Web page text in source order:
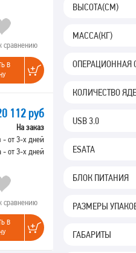
ВЫСОТА(СМ)
МАССА(КГ)
ОПЕРАЦИОННАЯ
КОЛИЧЕСТВО
USB 3.0
ESATA
БЛОК ПИТАНИЯ
РАЗМЕРЫ
ГАБАРИТЫ
сравнению
В
112 руб
На заказ
- от 3-х дней
- от 3-х дней
сравнению
В